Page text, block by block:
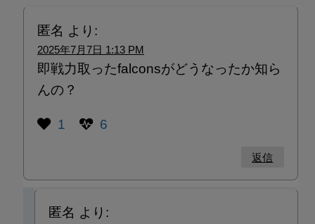
匿名 より:
2025年7月7日 1:13 PM
即戦力取ったfalconsがどうなったか知ら
んの？
1 6
返信
匿名 より: